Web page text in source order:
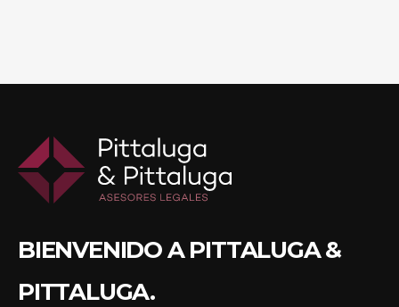
BIENVENIDO A PITTALUGA &
PITTALUGA.